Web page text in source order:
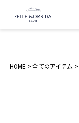
HOME 全てのアイテム